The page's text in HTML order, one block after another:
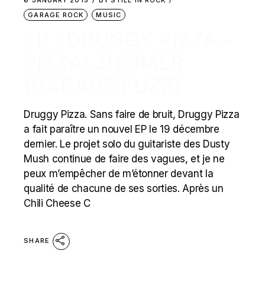
GARAGE ROCK
MUSIC
Druggy Pizza. Sans faire de bruit, Druggy Pizza
a fait paraître un nouvel EP le 19 décembre
dernier. Le projet solo du guitariste des Dusty
Mush continue de faire des vagues, et je ne
peux m’empêcher de m’étonner devant la
qualité de chacune de ses sorties. Après un
Chili Cheese C
SHARE